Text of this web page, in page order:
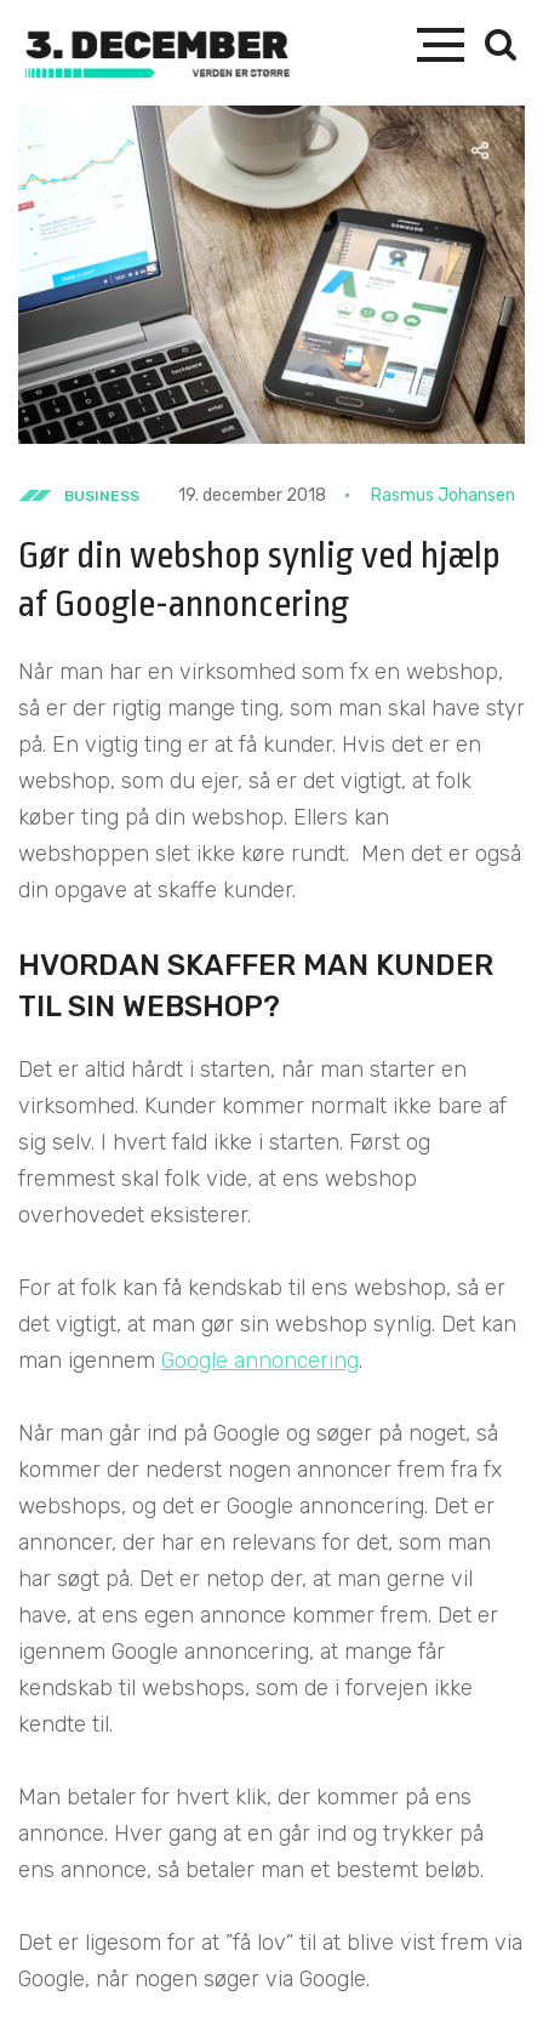
BUSINESS 19. december 2018 Rasmus Johansen
Gør din webshop synlig ved hjælp
af Google-annoncering
Når man har en virksomhed som fx en webshop,
så er der rigtig mange ting, som man skal have styr
på. En vigtig ting er at få kunder. Hvis det er en
webshop, som du ejer, så er det vigtigt, at folk
køber ting på din webshop. Ellers kan
webshoppen slet ikke køre rundt. Men det er også
din opgave at skaffe kunder.
HVORDAN SKAFFER MAN KUNDER
TIL SIN WEBSHOP?
Det er altid hårdt i starten, når man starter en
virksomhed. Kunder kommer normalt ikke bare af
sig selv. I hvert fald ikke i starten. Først og
fremmest skal folk vide, at ens webshop
overhovedet eksisterer.
For at folk kan få kendskab til ens webshop, så er
det vigtigt, at man gør sin webshop synlig. Det kan
man igennem Google annoncering.
Når man går ind på Google og søger på noget, så
kommer der nederst nogen annoncer frem fra fx
webshops, og det er Google annoncering. Det er
annoncer, der har en relevans for det, som man
har søgt på. Det er netop der, at man gerne vil
have, at ens egen annonce kommer frem. Det er
igennem Google annoncering, at mange får
kendskab til webshops, som de i forvejen ikke
kendte til.
Man betaler for hvert klik, der kommer på ens
annonce. Hver gang at en går ind og trykker på
ens annonce, så betaler man et bestemt beløb.
Det er ligesom for at ”få lov” til at blive vist frem via
Google, når nogen søger via Google.